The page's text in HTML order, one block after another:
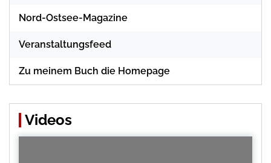
Nord-Ostsee-Magazine
Veranstaltungsfeed
Zu meinem Buch die Homepage
Videos